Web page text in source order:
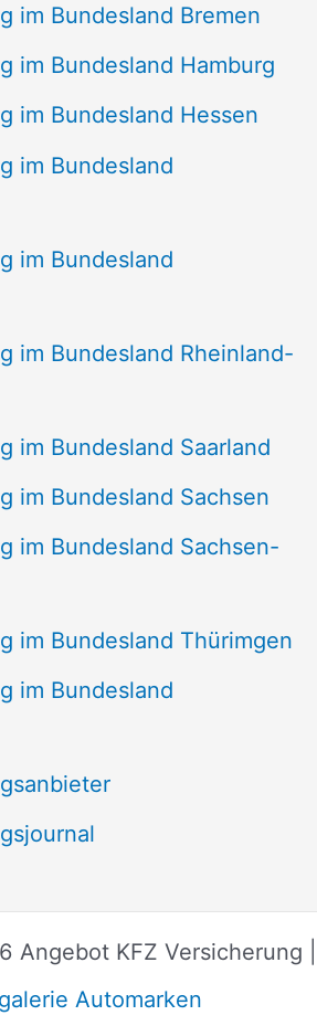
im Bundesland Bremen
im Bundesland Hamburg
im Bundesland Hessen
im Bundesland
im Bundesland
im Bundesland Rheinland-
im Bundesland Saarland
im Bundesland Sachsen
im Bundesland Sachsen-
im Bundesland Thürimgen
im Bundesland
KFZ Versicherung |
Automarken